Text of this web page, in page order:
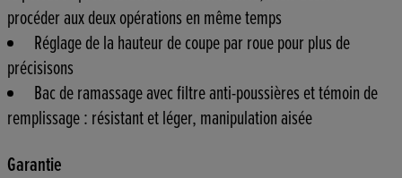
procéder aux deux opérations en même temps
Réglage de la hauteur de coupe par roue pour plus de
précisisons
Bac de ramassage avec filtre anti-poussières et témoin de
remplissage : résistant et léger, manipulation aisée
Garantie